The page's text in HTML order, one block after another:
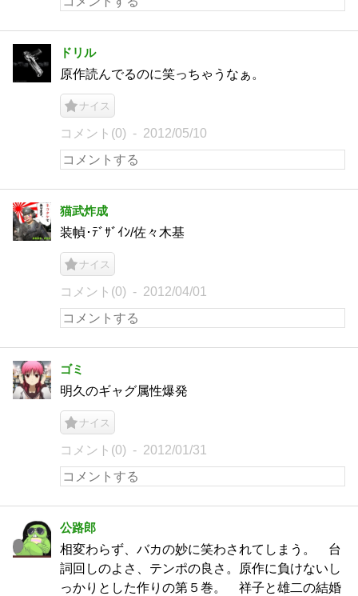
ドリル
原作読んでるのに笑っちゃうなぁ。
ナイス
コメント(0) 2012/05/10
猫武炸成
装幀･ﾃﾞｻﾞｲﾝ/佐々木基
ナイス
コメント(0) 2012/04/01
ゴミ
明久のギャグ属性爆発
ナイス
コメント(0) 2012/01/31
公路郎
相変わらず、バカの妙に笑わされてしまう。 台
詞回しのよさ、テンポの良さ。原作に負けないし
っかりとした作りの第５巻。 祥子と雄二の結婚